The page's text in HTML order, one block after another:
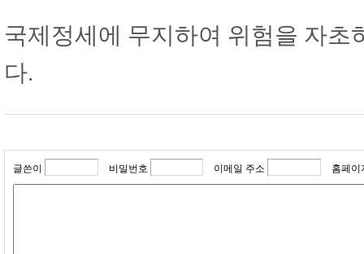
국제정세에 무지하여 위험을 자
다.
글쓴이 비밀번호 이메일 주소 홈페이